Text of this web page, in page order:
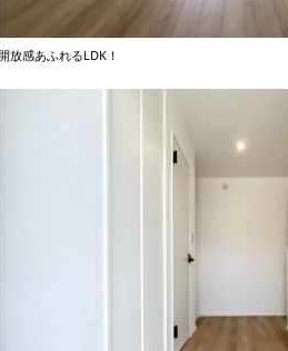
放感あふれるLDK！